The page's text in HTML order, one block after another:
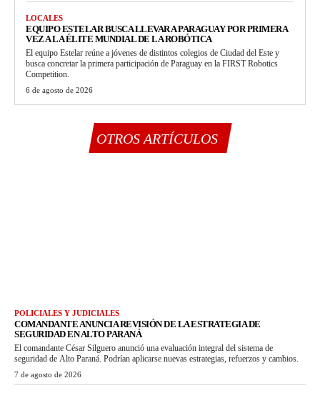
LOCALES
EQUIPO ESTELAR BUSCA LLEVAR A PARAGUAY POR PRIMERA
VEZ A LA ÉLITE MUNDIAL DE LA ROBÓTICA
El equipo Estelar reúne a jóvenes de distintos colegios de Ciudad del Este y
busca concretar la primera participación de Paraguay en la FIRST Robotics
Competition.
6 de agosto de 2026
OTROS ARTÍCULOS
POLICIALES Y JUDICIALES
COMANDANTE ANUNCIA REVISIÓN DE LA ESTRATEGIA DE
SEGURIDAD EN ALTO PARANÁ
El comandante César Silguero anunció una evaluación integral del sistema de
seguridad de Alto Paraná. Podrían aplicarse nuevas estrategias, refuerzos y cambios.
7 de agosto de 2026